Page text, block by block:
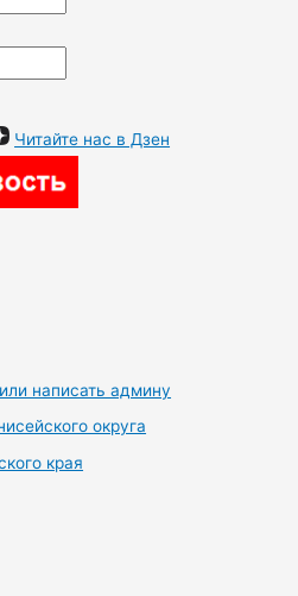
Читайте нас в Дзен
написать админу
округа
края